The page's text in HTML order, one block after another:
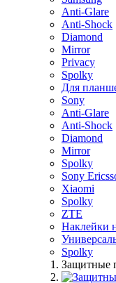
Anti-Glare
Anti-Shock
Diamond
Mirror
Privacy
Spolky
Для
Sony
Anti-Glare
Anti-Shock
Diamond
Mirror
Spolky
Sony
Xiaomi
Spolky
ZTE
Наклейки
Spolky
Защитные